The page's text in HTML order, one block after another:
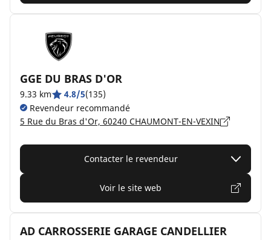
GGE DU BRAS D'OR
9.33 km 4.8/5(135)
Revendeur recommandé
5 Rue du Bras d'Or, 60240 CHAUMONT-EN-VEXIN
Contacter le revendeur
Voir le site web
AD CARROSSERIE GARAGE CANDELLIER